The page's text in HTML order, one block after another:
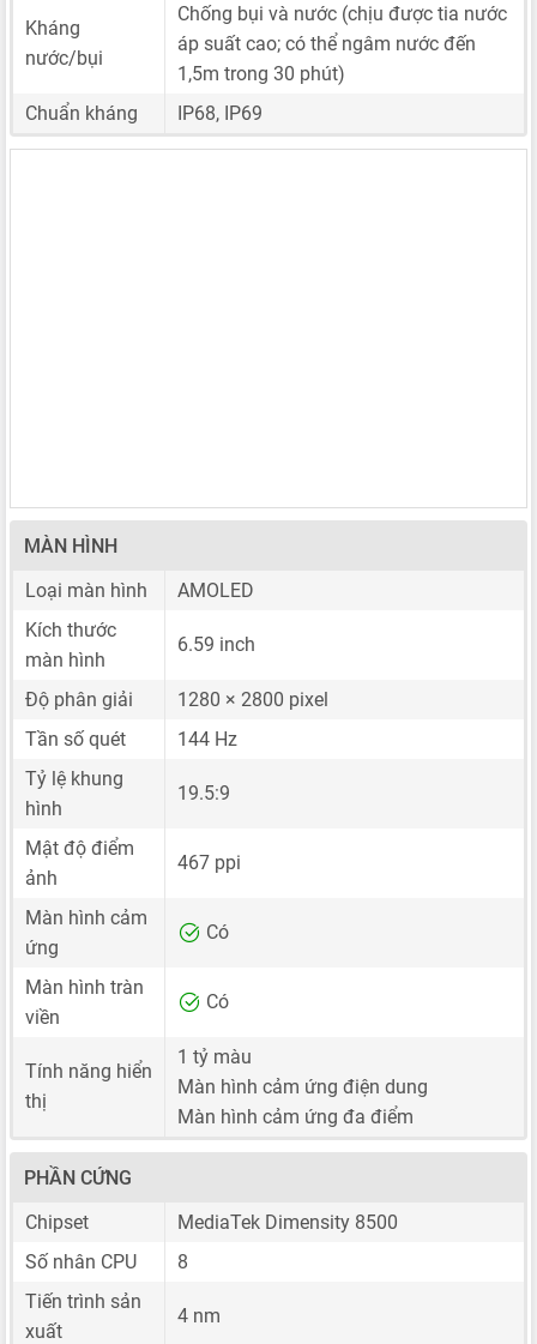
Kháng
nước/bụi
Chống bụi và nước (chịu được tia nước
áp suất cao; có thể ngâm nước đến
1,5m trong 30 phút)
Chuẩn kháng
IP68, IP69
MÀN HÌNH
Loại màn hình
AMOLED
Kích thước
màn hình
6.59 inch
Độ phân giải
1280 × 2800 pixel
Tần số quét
144 Hz
Tỷ lệ khung
hình
19.5:9
Mật độ điểm
ảnh
467 ppi
Màn hình cảm
ứng
Có
Màn hình tràn
viền
Có
Tính năng hiển
thị
1 tỷ màu
Màn hình cảm ứng điện dung
Màn hình cảm ứng đa điểm
PHẦN CỨNG
Chipset
MediaTek Dimensity 8500
Số nhân CPU
8
Tiến trình sản
xuất
4 nm